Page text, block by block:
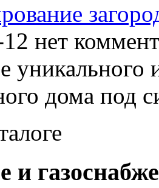
нет
уникального
дома под
и